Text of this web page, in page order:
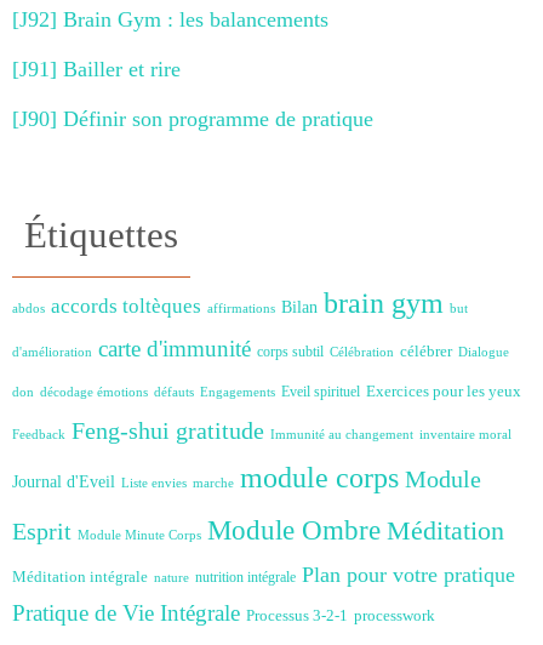
[J92] Brain Gym : les balancements
[J91] Bailler et rire
[J90] Définir son programme de pratique
Étiquettes
abdos accords toltèques affirmations Bilan brain gym but
d'amélioration carte d'immunité corps subtil Célébration célébrer Dialogue
don décodage émotions défauts Engagements Eveil spirituel Exercices pour les yeux
Feedback Feng-shui gratitude Immunité au changement inventaire moral
Journal d'Eveil Liste envies marche module corps Module
Esprit Module Minute Corps Module Ombre Méditation
Méditation intégrale nature nutrition intégrale Plan pour votre pratique
Pratique de Vie Intégrale Processus 3-2-1 processwork